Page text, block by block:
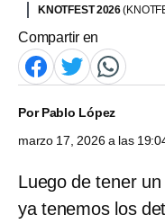
KNOTFEST 2026
Compartir en
PorPablo López
marzo 17, 2026 a las
Luego de tener
ya tenemos los